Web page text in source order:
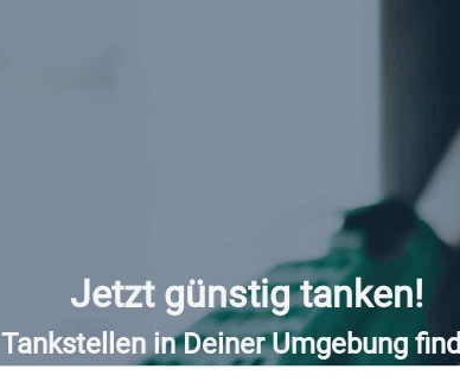
Jetzt günstig tanken!
Tankstellen in Deiner Umgebung